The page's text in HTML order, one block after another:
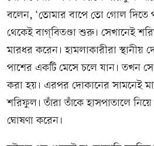
বলেন, ‘তোমার বাপে তো গোল দিতে
থেকেই বাগ্‌বিতণ্ডা শুরু। সেখানেই
মারধর করেন। হামলাকারীরা স্থানীয়
পাশের একটি মেসে চলে যান। তখন
করা হয়। এরপর দোকানের সামনেই
শরিফুল। তাঁরা তাঁকে হাসপাতালে
ঘোষণা করেন।